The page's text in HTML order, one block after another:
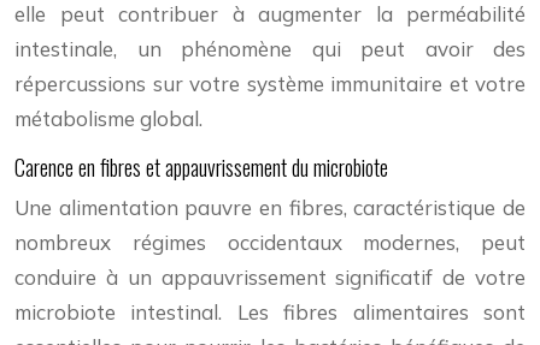
elle peut contribuer à augmenter la perméabilité
intestinale, un phénomène qui peut avoir des
répercussions sur votre système immunitaire et votre
métabolisme global.
Carence en fibres et appauvrissement du microbiote
Une alimentation pauvre en fibres, caractéristique de
nombreux régimes occidentaux modernes, peut
conduire à un appauvrissement significatif de votre
microbiote intestinal. Les fibres alimentaires sont